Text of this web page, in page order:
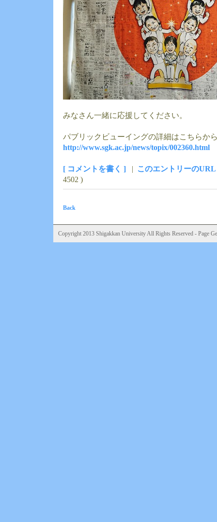
みなさん一緒に応援してください。
パブリックビューイングの詳細はこちらか
http://www.sgk.ac.jp/news/topix/002360.html
[ コメントを書く ] | このエントリーのURL
4502 )
Back
Copyright 2013 Shigakkan University All Rights Reserved - Page